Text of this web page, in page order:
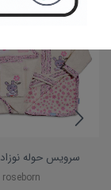
سرویس حوله نوزاد Little...
roseborn